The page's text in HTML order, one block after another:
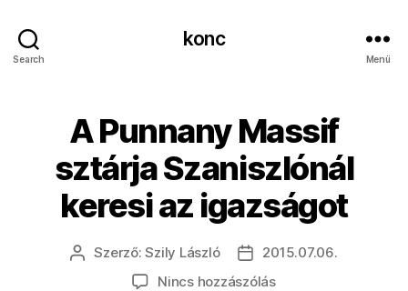
Search
konc
Menü
A Punnany Massif
sztárja Szaniszlónál
keresi az igazságot
Bejegyzés
Szerző:Szily László
Bejegyzés
dátuma
2015.07.06.
Nincs hozzászólása(z)